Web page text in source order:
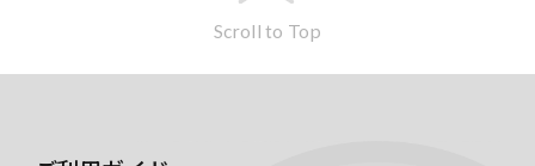
Scroll to Top